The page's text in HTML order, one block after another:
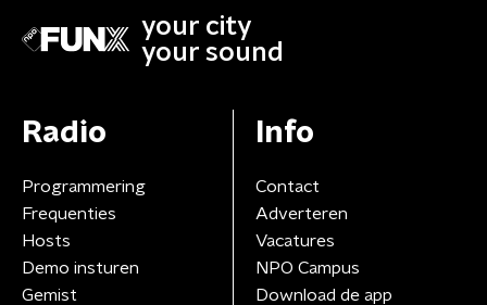
your city
your sound
Radio
Programmering
Frequenties
Hosts
Demo insturen
Gemist
Info
Contact
Adverteren
Vacatures
NPO Campus
Download de app